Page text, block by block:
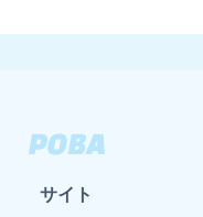
サイト